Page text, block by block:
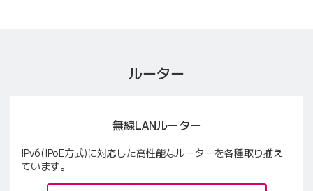
ルーター
無線LANルーター
IPv6(IPoE方式)に対応した高性能なルーターを各種取り揃え
ています。